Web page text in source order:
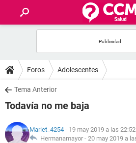
FOROS
SALUD
NUTRICIÓN
Foros Adolescentes
Tema Anterior
Todavía no me baja
Marlet_4254 - 19 may 2019 a las 22:52
Hermanamayor - 20 may 2019 a